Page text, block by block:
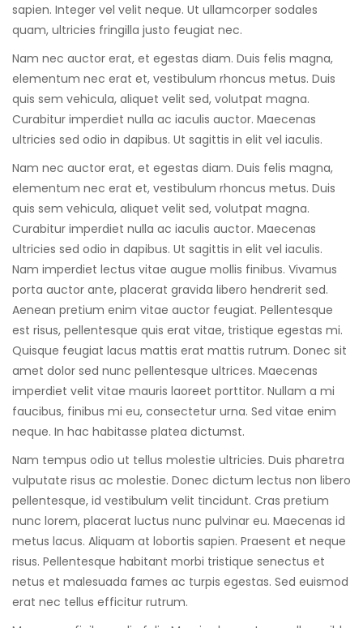
sapien. Integer vel velit neque. Ut ullamcorper sodales
quam, ultricies fringilla justo feugiat nec.
Nam nec auctor erat, et egestas diam. Duis felis magna,
elementum nec erat et, vestibulum rhoncus metus. Duis
quis sem vehicula, aliquet velit sed, volutpat magna.
Curabitur imperdiet nulla ac iaculis auctor. Maecenas
ultricies sed odio in dapibus. Ut sagittis in elit vel iaculis.
Nam nec auctor erat, et egestas diam. Duis felis magna,
elementum nec erat et, vestibulum rhoncus metus. Duis
quis sem vehicula, aliquet velit sed, volutpat magna.
Curabitur imperdiet nulla ac iaculis auctor. Maecenas
ultricies sed odio in dapibus. Ut sagittis in elit vel iaculis.
Nam imperdiet lectus vitae augue mollis finibus. Vivamus
porta auctor ante, placerat gravida libero hendrerit sed.
Aenean pretium enim vitae auctor feugiat. Pellentesque
est risus, pellentesque quis erat vitae, tristique egestas mi.
Quisque feugiat lacus mattis erat mattis rutrum. Donec sit
amet dolor sed nunc pellentesque ultrices. Maecenas
imperdiet velit vitae mauris laoreet porttitor. Nullam a mi
faucibus, finibus mi eu, consectetur urna. Sed vitae enim
neque. In hac habitasse platea dictumst.
Nam tempus odio ut tellus molestie ultricies. Duis pharetra
vulputate risus ac molestie. Donec dictum lectus non libero
pellentesque, id vestibulum velit tincidunt. Cras pretium
nunc lorem, placerat luctus nunc pulvinar eu. Maecenas id
metus lacus. Aliquam at lobortis sapien. Praesent et neque
risus. Pellentesque habitant morbi tristique senectus et
netus et malesuada fames ac turpis egestas. Sed euismod
erat nec tellus efficitur rutrum.